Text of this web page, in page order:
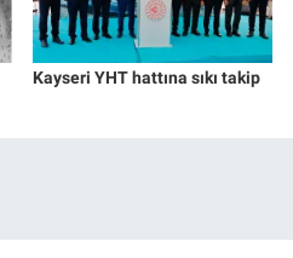
Kayseri YHT hattına sıkı takip